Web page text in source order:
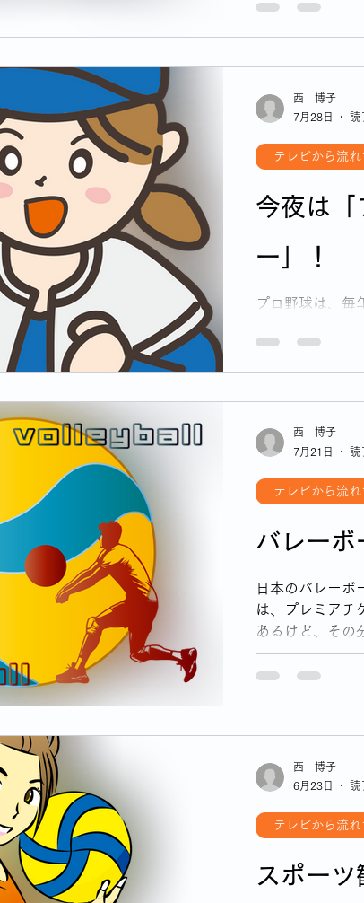
今夜は「
ー」！
プロ野球は、毎
っかくいい調子
らがBayStars」
テレビから流
西 博子
7月28日
読
バレーボ
日本のバレーボ
は、プレミアチ
あるけど、その
く、試合後なん
テレビから流
西 博子
7月21日
読
スポー
テレビから流
西 博子
6月23日
読